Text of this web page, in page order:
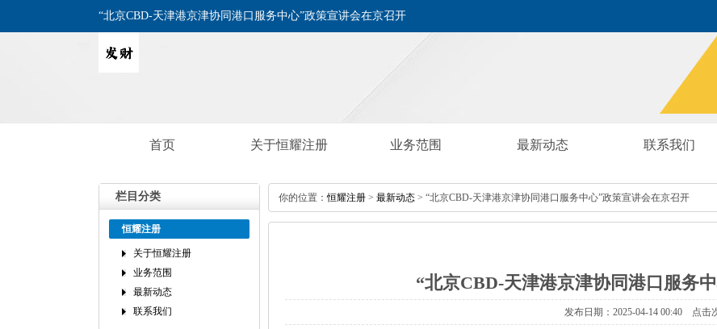
“北京CBD-天津港京津协同港口服务中心”政策宣讲会在京召开
首页 关于恒耀注册 业务范围 最新动态 联系我们
栏目分类
恒耀注册
关于恒耀注册
业务范围
最新动态
联系我们
你的位置：恒耀注册 > 最新动态 >“北京CBD-天津港京津协同港口服务中心”政策宣讲会在京召开
“北京CBD-天津港京津协同港口服务
发布日期：2025-04-1400:40点击